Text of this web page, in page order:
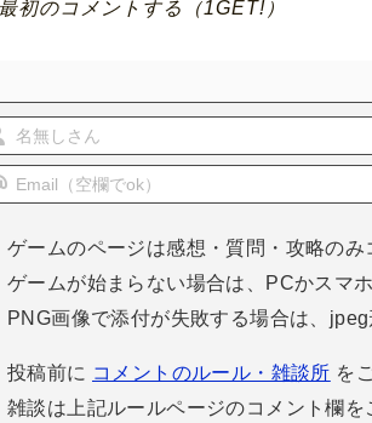
ゲームのページは感想・質問・攻略の
ゲームが始まらない場合は、PCかスマ
PNG画像で添付が失敗する場合は、
投稿前に コメントのルール・雑談所 を
雑談は上記ルールページのコメント欄を